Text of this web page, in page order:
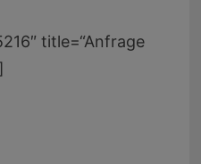
title=“Anfrage